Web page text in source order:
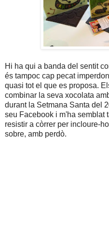
Hi ha qui a banda del sentit
és tampoc cap pecat
quasi tot el que es proposa.
combinar la seva xocolata
durant la Setmana Santa del
seu Facebook i m'ha semblat
resistir a còrrer per incloure-
sobre, amb perdò.